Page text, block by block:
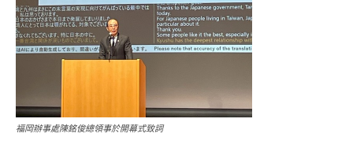
福岡辦事處陳銘俊總領事於開幕式致詞